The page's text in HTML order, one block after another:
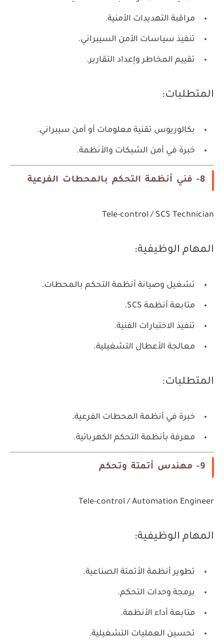
مراقبة التهديدات الأمنية.
تنفيذ سياسات الأمن السيبراني.
تقييم المخاطر وإعداد التقارير.
المتطلبات:
بكالوريوس تقنية معلومات أو أمن سيبراني.
خبرة في أمن الشبكات والأنظمة.
8- فني أنظمة التحكم بالمحطات الفرعية
Tele-control / SCS Technician
المهام الوظيفية:
تشغيل وصيانة أنظمة التحكم بالمحطات.
متابعة أنظمة SCS.
تنفيذ الاختبارات الفنية.
معالجة الأعطال التشغيلية.
المتطلبات:
خبرة في أنظمة المحطات الفرعية.
معرفة بأنظمة التحكم الكهربائية.
9- مهندس أتمتة وتحكم
Tele-control / Automation Engineer
المهام الوظيفية:
تطوير أنظمة الأتمتة الصناعية.
برمجة وحدات التحكم.
متابعة أداء الأنظمة.
تحسين العمليات التشغيلية.